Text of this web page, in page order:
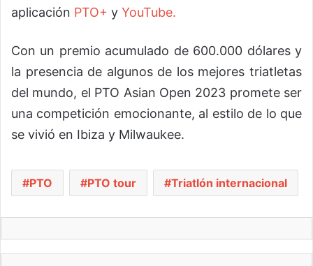
aplicación PTO+ y YouTube.
Con un premio acumulado de 600.000 dólares y
la presencia de algunos de los mejores triatletas
del mundo, el PTO Asian Open 2023 promete ser
una competición emocionante, al estilo de lo que
se vivió en Ibiza y Milwaukee.
PTO PTO tour Triatlón internacional